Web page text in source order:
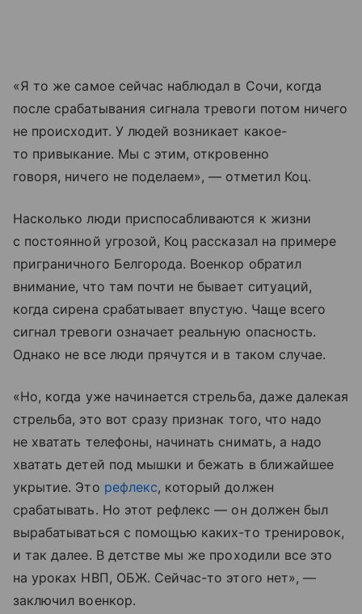
«Я то же самое сейчас наблюдал в Сочи, когда
после срабатывания сигнала тревоги потом ничего
не происходит. У людей возникает какое-
то привыкание. Мы с этим, откровенно
говоря, ничего не поделаем», — отметил Коц.
Насколько люди приспосабливаются к жизни
с постоянной угрозой, Коц рассказал на примере
приграничного Белгорода. Военкор обратил
внимание, что там почти не бывает ситуаций,
когда сирена срабатывает впустую. Чаще всего
сигнал тревоги означает реальную опасность.
Однако не все люди прячутся и в таком случае.
«Но, когда уже начинается стрельба, даже далекая
стрельба, это вот сразу признак того, что надо
не хватать телефоны, начинать снимать, а надо
хватать детей под мышки и бежать в ближайшее
укрытие. Это рефлекс, который должен
срабатывать. Но этот рефлекс — он должен был
вырабатываться с помощью каких-то тренировок,
и так далее. В детстве мы же проходили все это
на уроках НВП, ОБЖ. Сейчас-то этого нет», —
заключил военкор.